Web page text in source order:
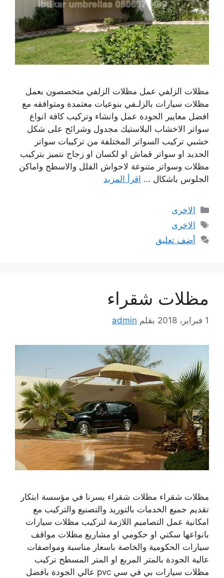
مظلات الزلفي عمل مظلات الزلفي متخصصون بعمل
مظلات سيارات بالزلـفي بنوعيات معتمدة ومتوافقه مع
افضل معايير الجودة عمل وانشاء وتركيب كافة انواع
سواتر الاخشاب البلاستيك مجدول وشرائح على شكل
خشبي تركيب السواتر المختلفة من تركيبات سواتر
الحديد او سواتر قماش او لكسان او زجاج نتميز بتركيب
مظلات وسواتر متنوعة لاحواش الفلل والاسطح واماكن
الجلوس باشكال … اقرأ المزيد
التصنيفات
الاخرى
الوسوم
الاخرى
أضف تعليق
مظلات شقراء
1 فبراير، 2018 بقلم admin
مظلات شقراء مظلات شقراء يسرنا في مؤسسة ابتكار
تقديم جميع الخدمات بالتوريد والتصنيع والتركيب مع
امكانية عمل التصاميم اللازمة لتركيب مظلات سيارات
بانواعها سكني او حكومي او مشاريع مظلات مواقف
سيارات الحكومية والخاصة باسعار مناسبة ومواصفات
عالية الجودة بالمتر المربع او المتر المسطح تركيب
مظلات سيارات بي في سي pvc عالي الجودة بافضل